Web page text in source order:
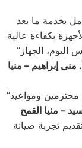
بخدمة ما بعد
“طلبت صيانة للغسالة، وجاء الفني في نفس اليوم، الجهاز
أ. منى إبراهيم – منيا
“أفضل مركز صيانة اتعاملت معاه، مهندسين محترمين ومواعيد
– منيا القمح
تجربة صيانة